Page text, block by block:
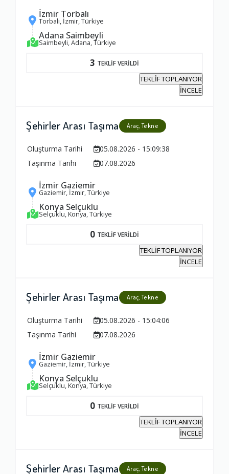
İzmir Torbalı
Torbalı, İzmir, Türkiye
Adana Saimbeyli
Saimbeyli, Adana, Türkiye
3 TEKLİF VERİLDİ
TEKLİF TOPLANIYOR
İNCELE
Şehirler Arası Taşıma Araç, Tekne
Oluşturma Tarihi
05.08.2026 - 15:09:38
Taşınma Tarihi
07.08.2026
İzmir Gaziemir
Gaziemir, İzmir, Türkiye
Konya Selçuklu
Selçuklu, Konya, Türkiye
0 TEKLİF VERİLDİ
TEKLİF TOPLANIYOR
İNCELE
Şehirler Arası Taşıma Araç, Tekne
Oluşturma Tarihi
05.08.2026 - 15:04:06
Taşınma Tarihi
07.08.2026
İzmir Gaziemir
Gaziemir, İzmir, Türkiye
Konya Selçuklu
Selçuklu, Konya, Türkiye
0 TEKLİF VERİLDİ
TEKLİF TOPLANIYOR
İNCELE
Şehirler Arası Taşıma Araç, Tekne